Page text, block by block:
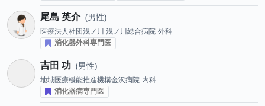
尾島 英介 男性
医療法人社団浅ノ川 浅ノ川総合病院 外科
消化器外科専門医
吉田 功 男性
地域医療機能推進機構金沢病院 内科
消化器病専門医